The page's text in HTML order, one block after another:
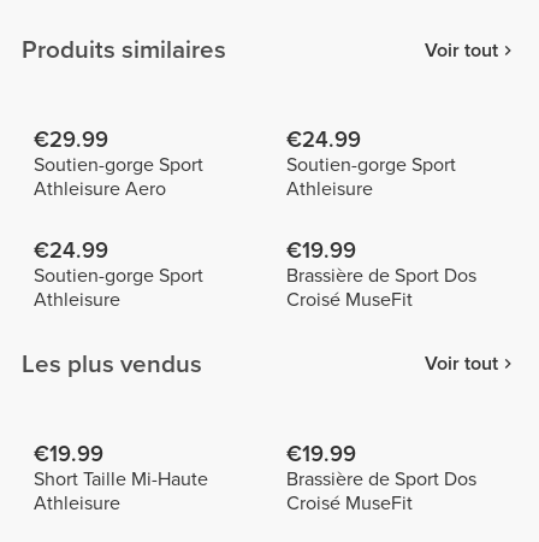
Produits similaires Voir tout
€29.99
Soutien-gorge Sport
Athleisure Aero
€24.99
Soutien-gorge Sport
Athleisure
€24.99
Soutien-gorge Sport
Athleisure
€19.99
Brassière de Sport Dos
Croisé MuseFit
Les plus vendus Voir tout
€19.99
Short Taille Mi-Haute
Athleisure
€19.99
Brassière de Sport Dos
Croisé MuseFit